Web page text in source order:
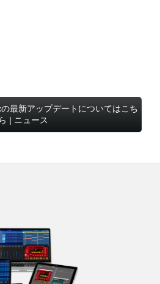
最新アップデートについてはこち
ら | ニュース